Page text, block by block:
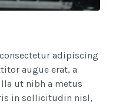
adipiscing
augue erat, a
ut nibh a metus
in sollicitudin nisl,